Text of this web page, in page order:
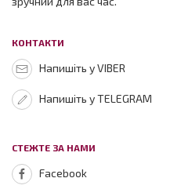
КОНТАКТИ
Напишіть у VIBER
Напишіть у TELEGRAM
СТЕЖТЕ ЗА НАМИ
Facebook